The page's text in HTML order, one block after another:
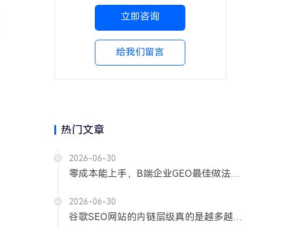
立即咨询
给我们留言
热门文章
2026-06-30
零成本能上手，B端企业GEO最佳做法（实战版）
2026-06-30
谷歌SEO网站的内链层级真的是越多越好吗？